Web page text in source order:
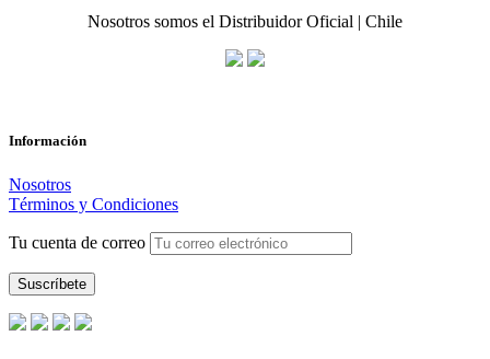
Nosotros somos el Distribuidor Oficial | Chile
Información
Nosotros
Términos y Condiciones
Tu cuenta de correo